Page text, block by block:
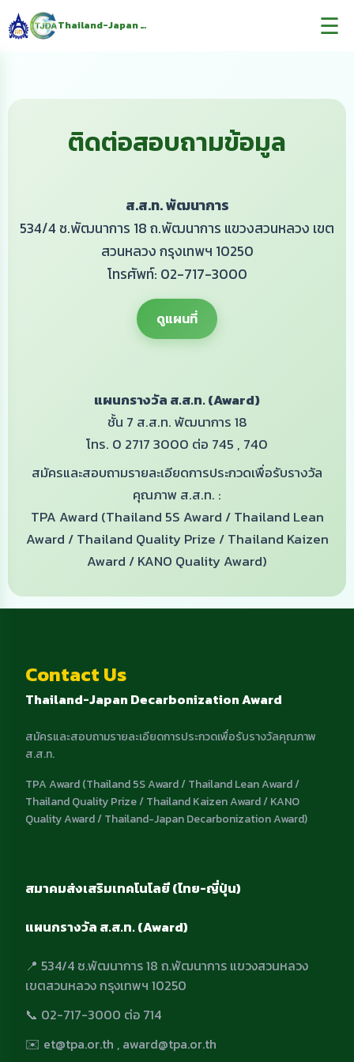
Thailand-Japan Decarbonization Award ☰
ติดต่อสอบถามข้อมูล
ส.ส.ท. พัฒนาการ
534/4 ซ.พัฒนาการ 18 ถ.พัฒนาการ แขวงสวนหลวง เขต
สวนหลวง กรุงเทพฯ 10250
โทรศัพท์: 02-717-3000
ดูแผนที่
แผนกรางวัล ส.ส.ท. (Award)
ชั้น 7 ส.ส.ท. พัฒนาการ 18
โทร. 0 2717 3000 ต่อ 745 , 740
สมัครและสอบถามรายละเอียดการประกวดเพื่อรับรางวัล
คุณภาพ ส.ส.ท. :
TPA Award (Thailand 5S Award / Thailand Lean
Award / Thailand Quality Prize / Thailand Kaizen
Award / KANO Quality Award)
Contact Us
Thailand-Japan Decarbonization Award
สมัครและสอบถามรายละเอียดการประกวดเพื่อรับรางวัลคุณภาพ
ส.ส.ท.
TPA Award (Thailand 5S Award / Thailand Lean Award /
Thailand Quality Prize / Thailand Kaizen Award / KANO
Quality Award / Thailand-Japan Decarbonization Award)
สมาคมส่งเสริมเทคโนโลยี (ไทย-ญี่ปุ่น)
แผนกรางวัล ส.ส.ท. (Award)
📍 534/4 ซ.พัฒนาการ 18 ถ.พัฒนาการ แขวงสวนหลวง
เขตสวนหลวง กรุงเทพฯ 10250
📞 02-717-3000 ต่อ 714
✉️ et@tpa.or.th , award@tpa.or.th